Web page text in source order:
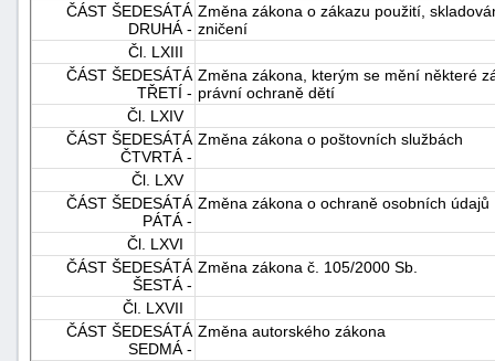
ČÁST ŠEDESÁTÁ
DRUHÁ -
Změna zákona o zákazu použití,
zničení
Čl. LXIII
ČÁST ŠEDESÁTÁ
TŘETÍ -
Změna zákona, kterým se mění některé
právní ochraně dětí
Čl. LXIV
ČÁST ŠEDESÁTÁ
ČTVRTÁ -
Změna zákona o poštovních službách
Čl. LXV
ČÁST ŠEDESÁTÁ
PÁTÁ -
Změna zákona o ochraně osobních údajů
Čl. LXVI
ČÁST ŠEDESÁTÁ
ŠESTÁ -
Změna zákona č. 105/2000 Sb.
Čl. LXVII
ČÁST ŠEDESÁTÁ
SEDMÁ -
Změna autorského zákona